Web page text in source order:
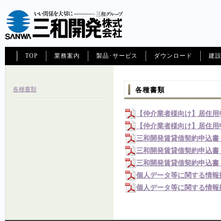
TOP 業務案内 製品･サービス ダウンロード 建
各種書類 各種書類
【仲介業者様向け】居住
【仲介業者様向け】居住
三和開発賃貸借契約申込書
三和開発賃貸借契約申込書
三和開発賃貸借契約申込
個人データ等に関する情報
個人データ等に関する情